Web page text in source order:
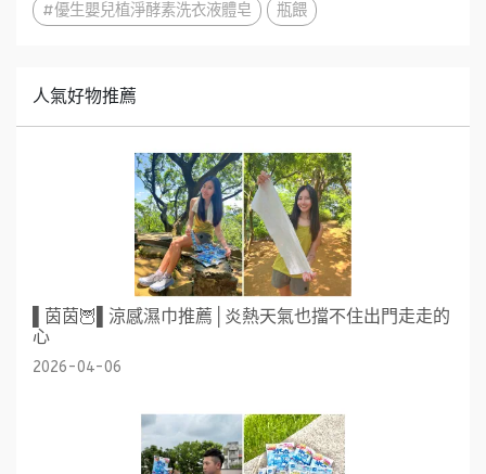
#優生嬰兒植淨酵素洗衣液體皂 瓶餵
人氣好物推薦
▌茵茵🦉▌涼感濕巾推薦│炎熱天氣也擋不住出門走走的
心
2026-04-06